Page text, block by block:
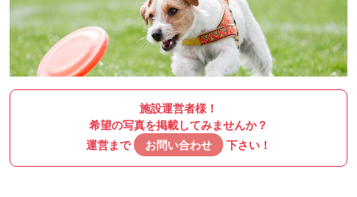
施設運営者様！
希望の写真を掲載してみませんか？
運営まで
お問い合わせ 下さい！